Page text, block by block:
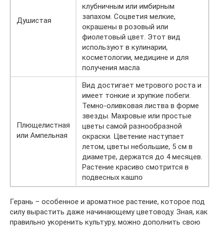
Душистая
клубничным или имбирным
запахом. Соцветия мелкие,
окрашены в розовый или
фиолетовый цвет. Этот вид
используют в кулинарии,
косметологии, медицине и для
получения масла
Плющелистная
или Ампельная
Вид достигает метрового роста и
имеет тонкие и хрупкие побеги.
Темно-оливковая листва в форме
звезды. Махровые или простые
цветы самой разнообразной
окраски. Цветение наступает
летом, цветы небольшие, 5 см в
диаметре, держатся до 4 месяцев.
Растение красиво смотрится в
подвесных кашпо
Герань – особенное и ароматное растение, которое под
силу вырастить даже начинающему цветоводу. Зная, как
правильно укоренить культуру, можно дополнить свою